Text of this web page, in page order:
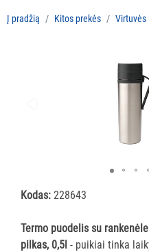
PRIEMONĖS
Į pradžią Kitos prekės Virtuvės
Kodas: 228643
Termo puodelis su
pilkas, 0,5l - puikiai tinka